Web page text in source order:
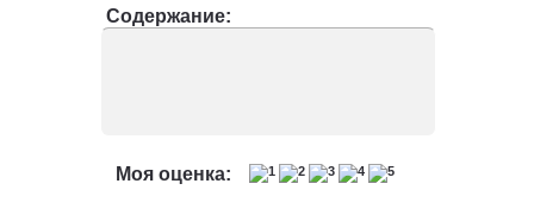
Содержание:
Моя оценка: